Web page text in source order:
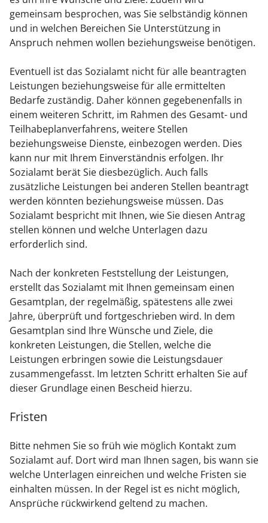
gemeinsam besprochen, was Sie selbständig können
und in welchen Bereichen Sie Unterstützung in
Anspruch nehmen wollen beziehungsweise benötigen.
Eventuell ist das Sozialamt nicht für alle beantragten
Leistungen beziehungsweise für alle ermittelten
Bedarfe zuständig. Daher können gegebenenfalls in
einem weiteren Schritt, im Rahmen des Gesamt- und
Teilhabeplanverfahrens, weitere Stellen
beziehungsweise Dienste, einbezogen werden. Dies
kann nur mit Ihrem Einverständnis erfolgen. Ihr
Sozialamt berät Sie diesbezüglich. Auch falls
zusätzliche Leistungen bei anderen Stellen beantragt
werden könnten beziehungsweise müssen. Das
Sozialamt bespricht mit Ihnen, wie Sie diesen Antrag
stellen können und welche Unterlagen dazu
erforderlich sind.
Nach der konkreten Feststellung der Leistungen,
erstellt das Sozialamt mit Ihnen gemeinsam einen
Gesamtplan, der regelmäßig, spätestens alle zwei
Jahre, überprüft und fortgeschrieben wird. In dem
Gesamtplan sind Ihre Wünsche und Ziele, die
konkreten Leistungen, die Stellen, welche die
Leistungen erbringen sowie die Leistungsdauer
zusammengefasst. Im letzten Schritt erhalten Sie auf
dieser Grundlage einen Bescheid hierzu.
Fristen
Bitte nehmen Sie so früh wie möglich Kontakt zum
Sozialamt auf. Dort wird man Ihnen sagen, bis wann sie
welche Unterlagen einreichen und welche Fristen sie
einhalten müssen. In der Regel ist es nicht möglich,
Ansprüche rückwirkend geltend zu machen.